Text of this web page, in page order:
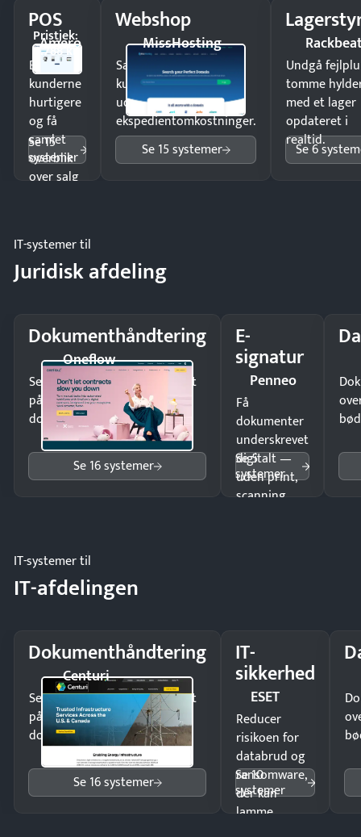
POS
Amero
Pristjek:
4.788 kr
Ekspedér
kunderne
hurtigere
og få
samlet
overblik
over salg
Se 15
systemer
Webshop
MissHosting
Sælg produkter 24/7 til
kunder i hele landet
uden
ekspedientomkostninger.
Se 15 systemer
Undgå
tomme
med et lager
opdateret i
realtid.
Se 6
IT-systemer til
Juridisk afdeling
Dokumenthåndtering
Oneflow
Send kontrakter til underskrift
på minutter og mist ingen
dokumenter.
Se 16 systemer
E-
signatur
Penneo
Få
dokumenter
underskrevet
digitalt —
uden print,
scanning
Se 5
systemer
IT-systemer til
IT-afdelingen
Dokumenthåndtering
Centuri
Send kontrakter til underskrift
på minutter og mist ingen
dokumenter.
Se 16 systemer
IT-
sikkerhed
ESET
Reducer
risikoen for
databrud og
ransomware,
der kan
lamme
Se 10
systemer